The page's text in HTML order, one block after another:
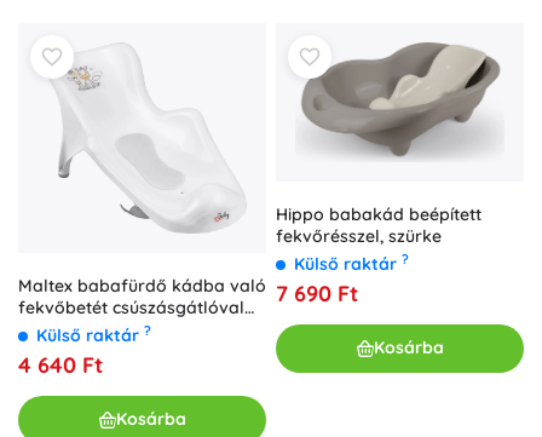
Maltex babafürdő kádba való
fekvőbetét csúszásgátlóval
Zebra, fehér
Külső raktár ?
4 640 Ft
Kosárba
Hippo babakád beépített
fekvőrésszel, szürke
Külső raktár ?
7 690 Ft
Kosárba